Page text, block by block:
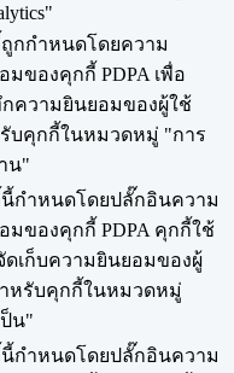
กกำหนดโดยความ
มของคุกกี้ PDPA เพื่อ
ความยินยอมของผู้ใช้
บคุกกี้ในหมวดหมู่ "การ
น"
กำหนดโดยปลั๊กอินความ
มของคุกกี้ PDPA คุกกี้ใช้
ดเก็บความยินยอมของผู้
หรับคุกกี้ในหมวดหมู่
ป็น"
กำหนดโดยปลั๊กอินความ